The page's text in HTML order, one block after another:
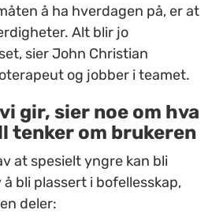
å ha hverdagen på, er at
Alt blir jo
sier John Christian
og jobber i teamet.
gir, sier noe om hva
tenker om brukeren
at spesielt yngre kan bli
bli plassert i bofellesskap,
deler: